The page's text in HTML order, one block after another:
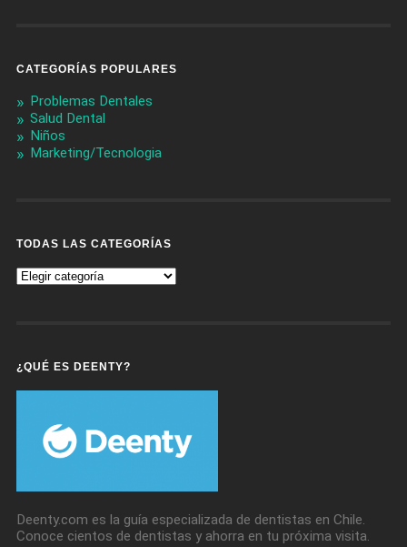
CATEGORÍAS POPULARES
Problemas Dentales
Salud Dental
Niños
Marketing/Tecnologia
TODAS LAS CATEGORÍAS
Todas
Las
¿QUÉ ES DEENTY?
Deenty.com es la guía especializada de dentistas en Chile.
Conoce cientos de dentistas y ahorra en tu próxima visita.